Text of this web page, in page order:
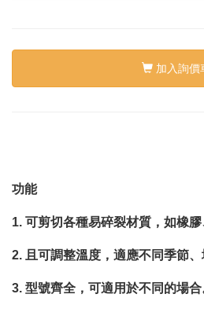
加入詢價
功能
1. 可剪切各種易碎裂材質，如橡膠
2. 且可調整溫度，適應不同季節、
3. 型號齊全，可適用於不同的場合